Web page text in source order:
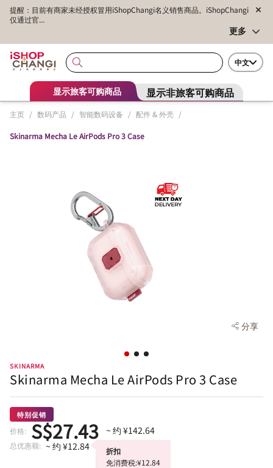
提醒：目前有商家未经授权冒用iShopChangi名义销售商品。iShopChangi
仅通过官...
更多
中文
显示旅客可购商品 显示非旅客可购商品
主页 / 数码产品 / 智能数码设备 / 配件 & 外壳 /
Skinarma Mecha Le AirPods Pro 3 Case
分享
SKINARMA
Skinarma Mecha Le AirPods Pro 3 Case
特别促销
价格: S$27.43 ~ 约 ¥142.64
总优惠额: ~ 约 ¥12.84
折扣
免消费税:¥12.84